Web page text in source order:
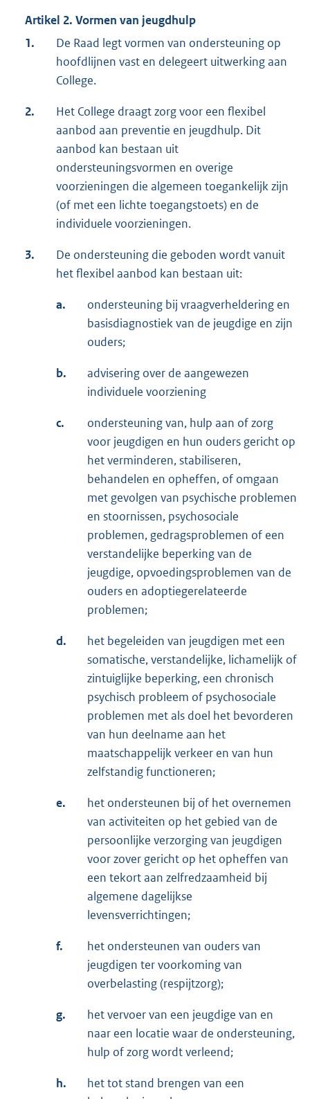
Artikel 2. Vormen van jeugdhulp
1.
De Raad legt vormen van ondersteuning op
hoofdlijnen vast en delegeert uitwerking aan
College.
2.
Het College draagt zorg voor een flexibel
aanbod aan preventie en jeugdhulp. Dit
aanbod kan bestaan uit
ondersteuningsvormen en overige
voorzieningen die algemeen toegankelijk zijn
(of met een lichte toegangstoets) en de
individuele voorzieningen.
3.
De ondersteuning die geboden wordt vanuit
het flexibel aanbod kan bestaan uit:
a.
ondersteuning bij vraagverheldering en
basisdiagnostiek van de jeugdige en zijn
ouders;
b.
advisering over de aangewezen
individuele voorziening
c.
ondersteuning van, hulp aan of zorg
voor jeugdigen en hun ouders gericht op
het verminderen, stabiliseren,
behandelen en opheffen, of omgaan
met gevolgen van psychische problemen
en stoornissen, psychosociale
problemen, gedragsproblemen of een
verstandelijke beperking van de
jeugdige, opvoedingsproblemen van de
ouders en adoptiegerelateerde
problemen;
d.
het begeleiden van jeugdigen met een
somatische, verstandelijke, lichamelijk of
zintuiglijke beperking, een chronisch
psychisch probleem of psychosociale
problemen met als doel het bevorderen
van hun deelname aan het
maatschappelijk verkeer en van hun
zelfstandig functioneren;
e.
het ondersteunen bij of het overnemen
van activiteiten op het gebied van de
persoonlijke verzorging van jeugdigen
voor zover gericht op het opheffen van
een tekort aan zelfredzaamheid bij
algemene dagelijkse
levensverrichtingen;
f.
het ondersteunen van ouders van
jeugdigen ter voorkoming van
overbelasting (respijtzorg);
g.
het vervoer van een jeugdige van en
naar een locatie waar de ondersteuning,
hulp of zorg wordt verleend;
h.
het tot stand brengen van een